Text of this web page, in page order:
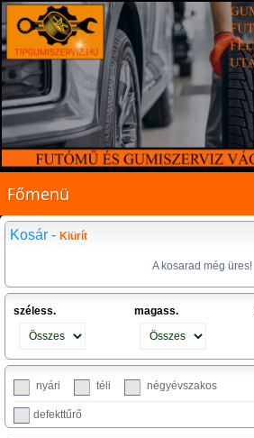
Főmenü
Kosár - Kiürít
A kosarad még üres!
széless. magass.
nyári téli négyévszakos
defekttűrő